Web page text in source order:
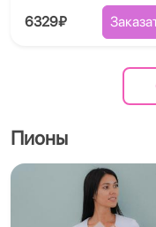
6329₽
Пионы